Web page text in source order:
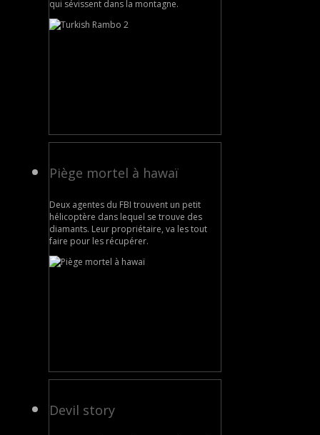
qui sévissent dans la montagne.
Piège mortel à hawaï
Deux agentes du FBI trouvent un petit
hélicoptère dans lequel se trouve des
diamants. Leur propriétaire, va les tout
faire pour les récupérer.
Devil story